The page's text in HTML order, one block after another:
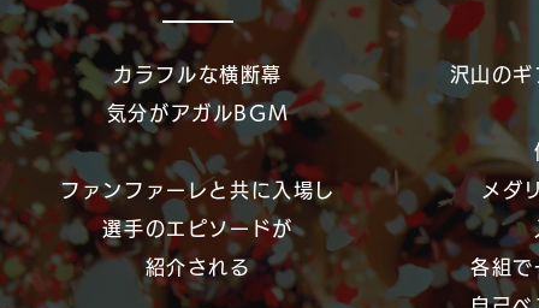
カラフルな横断幕
気分がアガルBGM
ファンファーレと共に入場し
選手のエピソードが
紹介される
沢山の
メダ
各組で